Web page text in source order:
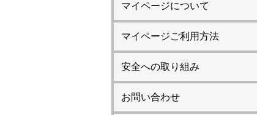
マイページについて
マイページご利用方法
安全への取り組み
お問い合わせ